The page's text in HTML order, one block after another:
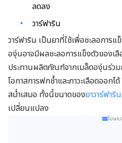
ลดลง
วาร์ฟาริน
วาร์ฟาริน เป็นยาที่ใช้เพื่อชะลอการแ
องุ่นอาจมีผลชะลอการแข็งตัวของเ
ประทานผลิตภัณฑ์จากเมล็ดองุ่นร่วม
โอกาสการฟกช้ำและภาวะเลือดออกไ
สม่ำเสมอ ทั้งนี้ขนาดของยาวาร์ฟาริน
เปลี่ยนแปลง
โฆษณ